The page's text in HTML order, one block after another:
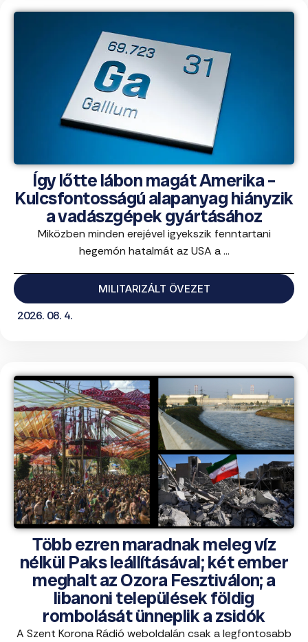
Így lőtte lábon magát Amerika –
Kulcsfontosságú alapanyag hiányzik
a vadászgépek gyártásához
Miközben minden erejével igyekszik fenntartani
hegemón hatalmát az USA a ...
MILITARIZÁLT ÖVEZET
2026. 08. 4.
Több ezren maradnak meleg víz
nélkül Paks leállításával; két ember
meghalt az Ozora Fesztiválon; a
libanoni települések földig
rombolását ünneplik a zsidók
A Szent Korona Rádió weboldalán csak a legfontosabb